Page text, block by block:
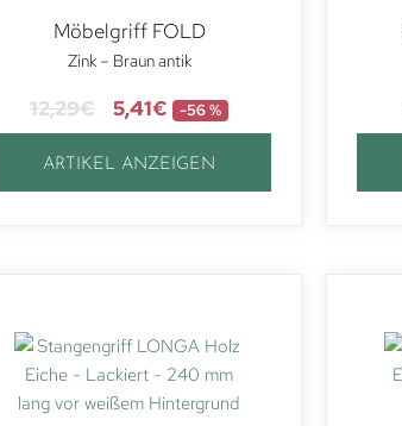
Möbelgriff FOLD
Zink – Braun antik
12,29€ 5,41€ -56 %
ARTIKEL ANZEIGEN